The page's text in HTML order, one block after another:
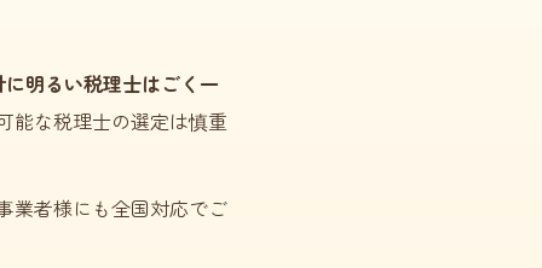
明るい税理士はごく一
能な税理士の選定は慎重
業者様にも全国対応でご